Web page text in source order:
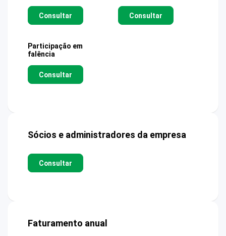
Consultar Consultar
Participação em
falência
Consultar
Sócios e administradores da empresa
Consultar
Faturamento anual